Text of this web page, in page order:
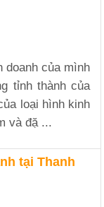
doanh của mình
tỉnh thành của
loại hình kinh
và đặ ...
tại Thanh